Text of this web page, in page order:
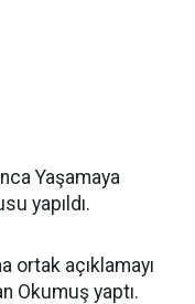
Yaşamaya
yapıldı.
ortak açıklamayı
Okumuş yaptı.